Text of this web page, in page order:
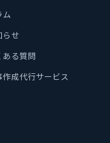
ム
らせ
ある質問
作成代行サービス